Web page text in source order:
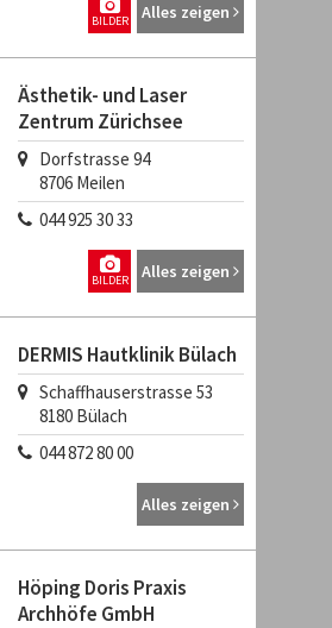
Alles zeigen
BILDER
Ästhetik- und Laser
Zentrum Zürichsee
Dorfstrasse 94
8706 Meilen
044 925 30 33
Alles zeigen
BILDER
DERMIS Hautklinik Bülach
Schaffhauserstrasse 53
8180 Bülach
044 872 80 00
Alles zeigen
Höping Doris Praxis
Archhöfe GmbH